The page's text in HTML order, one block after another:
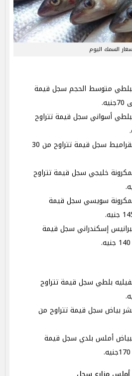
السمك اليوم
متوسط الحجم سجل قيمة
أسواني سجل قيمة تتراوح
سعر كيلو السمك القراميط سجل قيمة تتراوح من 30
خليجي سجل قيمة تتراوح
سويسي سجل قيمة
إسكندراني سجل قيمة
بلطي سجل قيمة تتراوح
بياض سجل قيمة تتراوح من
أملس بلدي سجل قيمة